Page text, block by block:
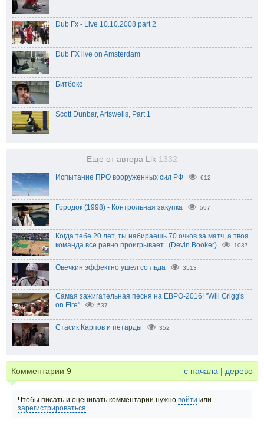
Dub Fx - Live 10.10.2008 part 2
Dub FX live on Amsterdam
Битбокс
Scott Dunbar, Artswells, Part 1
Еще от автора Lik 1332
Испытание ПРО вооруженных сил РФ 612
Городок (1998) - Контрольная закупка 597
Когда тебе 20 лет, ты набираешь 70 очков за матч, а твоя
команда все равно проигрывает...(Devin Booker)
1037
Овечкин эффектно ушел со льда 3513
Самая зажигательная песня на ЕВРО-2016! "Will Grigg's
on Fire"
537
Стасик Карпов и петарды 352
Комментарии 9 с начала | дерево
Чтобы писать и оценивать комментарии нужно войти или
зарегистрироваться